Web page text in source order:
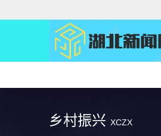
乡村振兴 XCZX